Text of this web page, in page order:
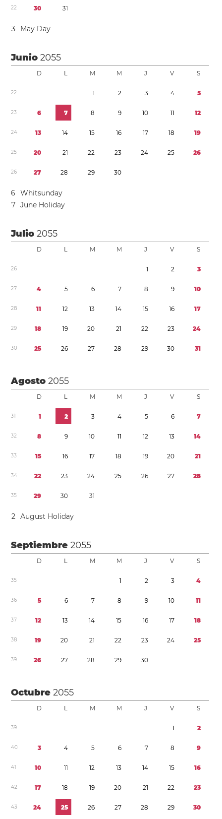
22 30 31
3 May Day
Junio2055
D L M M J V S
22 1 2 3 4 5
23 6 7 8 9 10 11 12
24 13 14 15 16 17 18 19
25 20 21 22 23 24 25 26
26 27 28 29 30
6
Whitsunday
7 June Holiday
Julio2055
D L M M J V S
26 1 2 3
27 4 5 6 7 8 9 10
28 11 12 13 14 15 16 17
29 18 19 20 21 22 23 24
30 25 26 27 28 29 30 31
Agosto2055
D L M M J V S
31 1 2 3 4 5 6 7
32 8 9 10 11 12 13 14
33 15 16 17 18 19 20 21
34 22 23 24 25 26 27 28
35 29 30 31
2 August Holiday
Septiembre2055
D L M M J V S
35 1 2 3 4
36 5 6 7 8 9 10 11
37 12 13 14 15 16 17 18
38 19 20 21 22 23 24 25
39 26 27 28 29 30
Octubre2055
D L M M J V S
39 1 2
40 3 4 5 6 7 8 9
41 10 11 12 13 14 15 16
42 17 18 19 20 21 22 23
43 24 25 26 27 28 29 30